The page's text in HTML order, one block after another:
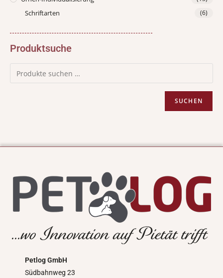
Schriftarten (6)
Produktsuche
SUCHEN
Petlog GmbH
Südbahnweg 23